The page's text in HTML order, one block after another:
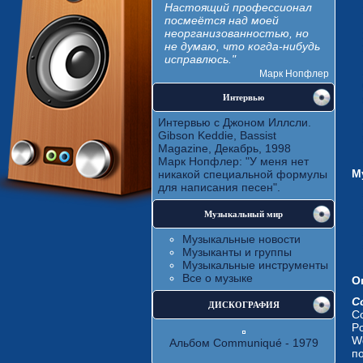
Настоящий профессионал
посмеётся над моей
неорганизованностью, но
не думаю, что когда-нибудь
исправлюсь."
Марк Нопфлер
Интервью
Интервью с Джоном Иллсли.
Gibson Keddie, Bassist
Magazine, Декабрь, 1998
Марк Нопфлер: "У меня нет
никакой специальной формулы
для написания песен".
Музыкальный мир
Музыкальные новости
Музыканты и группы
Музыкальные инструменты
Все о музыке
ДИСКОГРАФИЯ
Альбом Communiqué - 1979